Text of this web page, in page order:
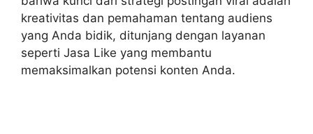
kreativitas dan pemahaman tentang audiens
yang Anda bidik, ditunjang dengan layanan
seperti Jasa Like yang membantu
memaksimalkan potensi konten Anda.